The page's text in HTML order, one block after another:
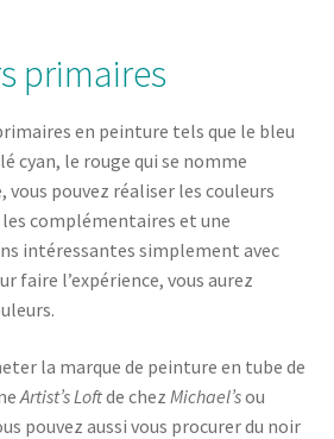
primaires
en peinture tels que le bleu
cyan, le rouge qui se nomme
pouvez réaliser les couleurs
les complémentaires et une
intéressantes simplement avec
faire l’expérience, vous aurez
la marque de peinture en tube de
Artist’s Loftde chez Michael’sou
pouvez aussi vous procurer du noir